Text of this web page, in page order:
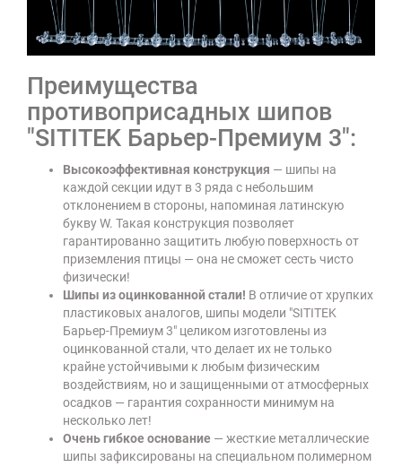
Преимущества
противоприсадных шипов
"SITITEK Барьер-Премиум 3":
Высокоэффективная конструкция — шипы на
каждой секции идут в 3 ряда с небольшим
отклонением в стороны, напоминая латинскую
букву W. Такая конструкция позволяет
гарантированно защитить любую поверхность от
приземления птицы — она не сможет сесть чисто
физически!
Шипы из оцинкованной стали! В отличие от хрупких
пластиковых аналогов, шипы модели "SITITEK
Барьер-Премиум 3" целиком изготовлены из
оцинкованной стали, что делает их не только
крайне устойчивыми к любым физическим
воздействиям, но и защищенными от атмосферных
осадков — гарантия сохранности минимум на
несколько лет!
Очень гибкое основание — жесткие металлические
шипы зафиксированы на специальном полимерном